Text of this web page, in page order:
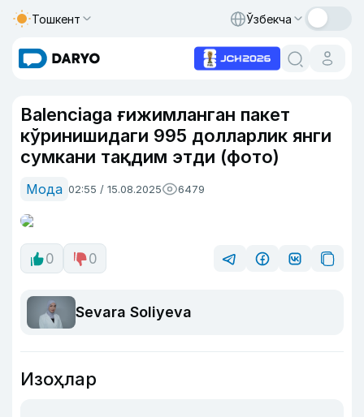
Тошкент Ўзбекча
Balenciaga ғижимланган пакет
кўринишидаги 995 долларлик янги
сумкани тақдим этди (фото)
Мода 02:55 / 15.08.2025 6479
0 0
Sevara Soliyeva
Изоҳлар